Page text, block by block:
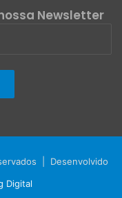
Newsletter
| Desenvolvido
Digital